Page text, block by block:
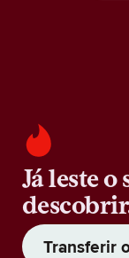
Já leste
Transferir